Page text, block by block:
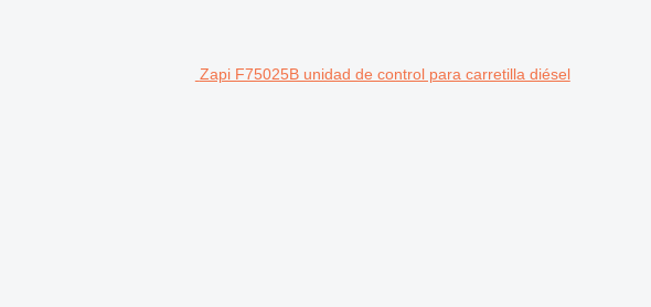
Zapi F75025B unidad de control para carretilla diésel